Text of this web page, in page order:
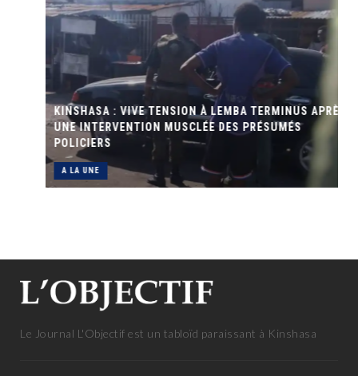
KINSHASA : VIVE TENSION À LEMBA TERMINUS APRÈS
UNE INTERVENTION MUSCLÉE DES PRÉSUMÉS
POLICIERS
A LA UNE
Le Journal L'Objectif est un tabloïd paraissant à Kinshasa